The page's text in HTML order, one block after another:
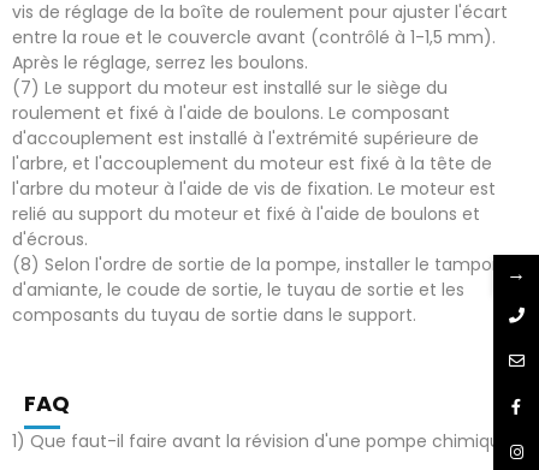
vis de réglage de la boîte de roulement pour ajuster l'écart
entre la roue et le couvercle avant (contrôlé à 1-1,5 mm).
Après le réglage, serrez les boulons.
(7) Le support du moteur est installé sur le siège du
roulement et fixé à l'aide de boulons. Le composant
d'accouplement est installé à l'extrémité supérieure de
l'arbre, et l'accouplement du moteur est fixé à la tête de
l'arbre du moteur à l'aide de vis de fixation. Le moteur est
relié au support du moteur et fixé à l'aide de boulons et
d'écrous.
(8) Selon l'ordre de sortie de la pompe, installer le tampon
d'amiante, le coude de sortie, le tuyau de sortie et les
composants du tuyau de sortie dans le support.
FAQ
1) Que faut-il faire avant la révision d'une pompe chimique ?
→